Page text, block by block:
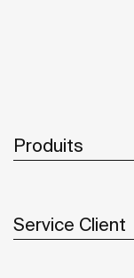
Produits
Service Client